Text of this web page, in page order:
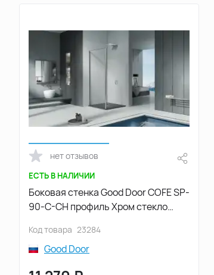
нет отзывов
ЕСТЬ В НАЛИЧИИ
Боковая стенка Good Door COFE SP-
90-C-CH профиль Хром стекло
Код товара 23284
Good Door